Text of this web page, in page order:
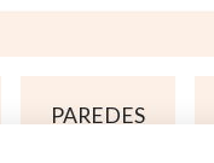
PAREDES